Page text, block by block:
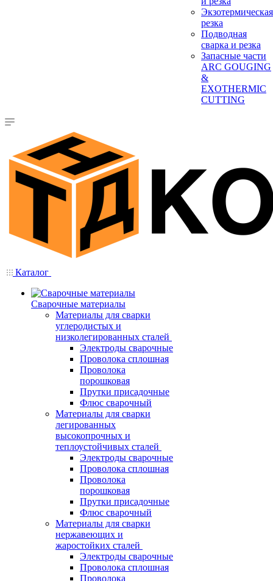
Экзотермическая
резка
Подводная
сварка и резка
Запасные части
ARC GOUGING
&
EXOTHERMIC
CUTTING
Каталог
Сварочные материалы
Материалы для сварки
углеродистых и
низколегированных сталей
Электроды сварочные
Проволока сплошная
Проволока
порошковая
Прутки присадочные
Флюс сварочный
Материалы для сварки
легированных
высокопрочных и
теплоустойчивых сталей
Электроды сварочные
Проволока сплошная
Проволока
порошковая
Прутки присадочные
Флюс сварочный
Материалы для сварки
нержавеющих и
жаростойких сталей
Электроды сварочные
Проволока сплошная
Проволока